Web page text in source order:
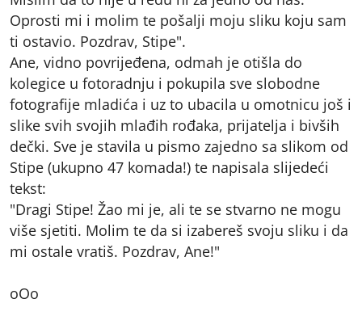
Oprosti mi i molim te pošalji moju sliku koju sam
ti ostavio. Pozdrav, Stipe".
Ane, vidno povrijeđena, odmah je otišla do
kolegice u fotoradnju i pokupila sve slobodne
fotografije mladića i uz to ubacila u omotnicu još i
slike svih svojih mlađih rođaka, prijatelja i bivših
dečki. Sve je stavila u pismo zajedno sa slikom od
Stipe (ukupno 47 komada!) te napisala slijedeći
tekst:
"Dragi Stipe! Žao mi je, ali te se stvarno ne mogu
više sjetiti. Molim te da si izabereš svoju sliku i da
mi ostale vratiš. Pozdrav, Ane!"
oOo